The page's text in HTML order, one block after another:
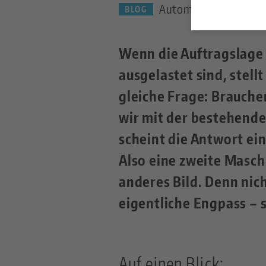
BLOG Automation —
Wenn die
ausgelastet sind,
gleiche Frage:
wir mit der
scheint die Antwort
Also eine zweite
anderes Bild. Denn
eigentliche Engpass –